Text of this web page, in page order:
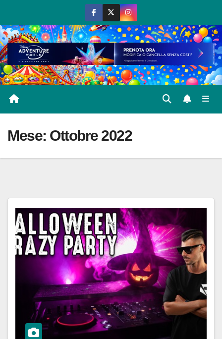
al
contenuto
Mese: Ottobre 2022